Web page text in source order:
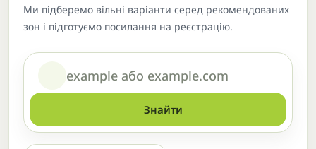
Ми підберемо вільні варіанти серед рекомендованих
зон і підготуємо посилання на реєстрацію.
Домен або назва
Знайти